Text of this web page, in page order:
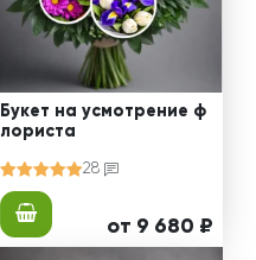
Букет на усмотрение ф
лориста
28
от 9 680 ₽